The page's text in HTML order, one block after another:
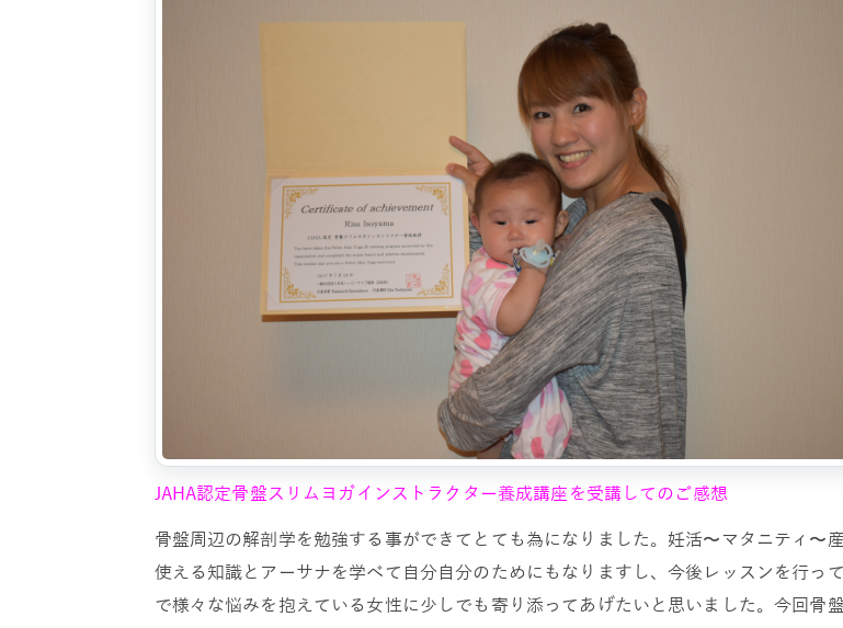
JAHA認定骨盤スリムヨガインストラクター養成講座を受講してのご感想
骨盤周辺の解剖学を勉強する事ができてとても為になりました。妊活〜マタニティ〜
使える知識とアーサナを学べて自分自分のためにもなりますし、今後レッスンを行っ
で様々な悩みを抱えている女性に少しでも寄り添ってあげたいと思いました。今回骨